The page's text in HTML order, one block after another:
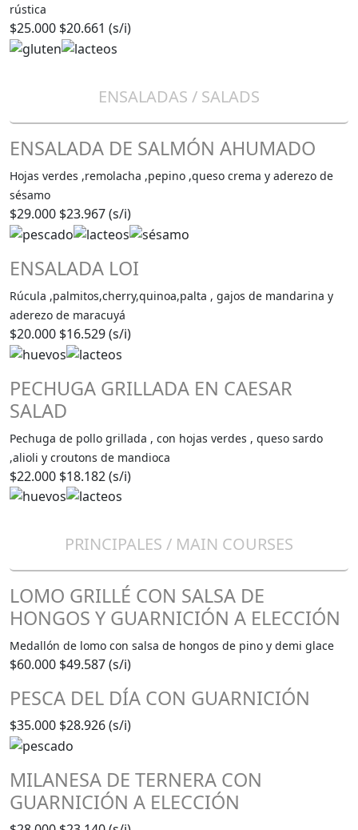
rústica
$25.000 $20.661 (s/i)
ENSALADAS / SALADS
ENSALADA DE SALMÓN AHUMADO
Hojas verdes ,remolacha ,pepino ,queso crema y aderezo de
sésamo
$29.000 $23.967 (s/i)
ENSALADA LOI
Rúcula ,palmitos,cherry,quinoa,palta , gajos de mandarina y
aderezo de maracuyá
$20.000 $16.529 (s/i)
PECHUGA GRILLADA EN CAESAR
SALAD
Pechuga de pollo grillada , con hojas verdes , queso sardo
,alioli y croutons de mandioca
$22.000 $18.182 (s/i)
PRINCIPALES / MAIN COURSES
LOMO GRILLÉ CON SALSA DE
HONGOS Y GUARNICIÓN A ELECCIÓN
Medallón de lomo con salsa de hongos de pino y demi glace
$60.000 $49.587 (s/i)
PESCA DEL DÍA CON GUARNICIÓN
$35.000 $28.926 (s/i)
MILANESA DE TERNERA CON
GUARNICIÓN A ELECCIÓN